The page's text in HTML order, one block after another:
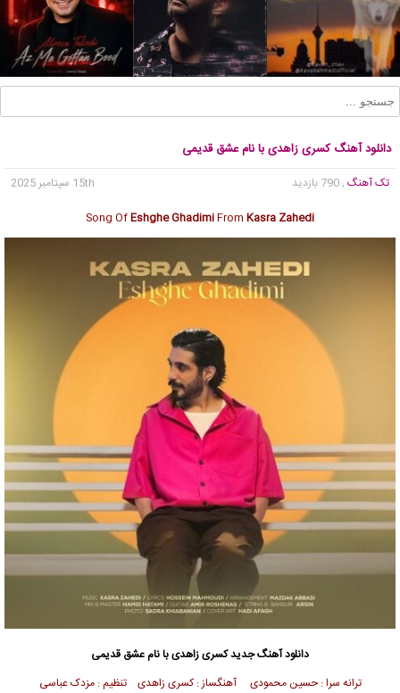
دانلود آهنگ کسری زاهدی با نام عشق قدیمی
تک آهنگ , 790 بازدید
15th سپتامبر 2025
Song OfEshghe GhadimiFrom Kasra Zahedi
دانلود آهنگ جدیدکسری زاهدیبا نام عشق قدیمی
ترانه سرا : حسین محمودی آهنگساز : کسری زاهدی تنظیم : مزدک عباسی